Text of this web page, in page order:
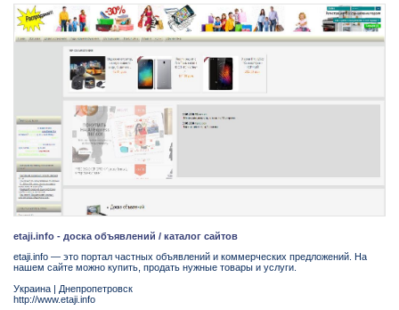
etaji.info - доска объявлений / каталог сайтов
etaji.info — это портал частных объявлений и коммерческих предложений. На
нашем сайте можно купить, продать нужные товары и услуги.
Украина | Днепропетровск
http://www.etaji.info